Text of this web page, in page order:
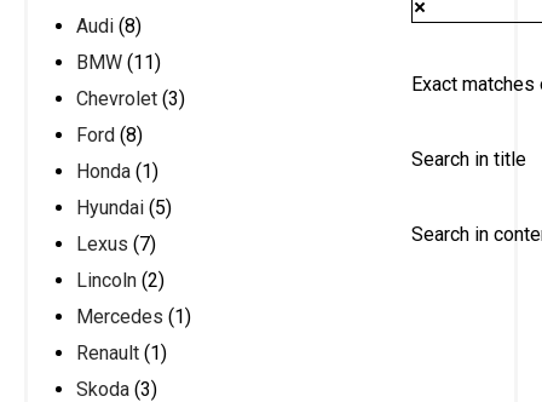
Exact matches
Search in title
Search in
Audi (8)
BMW (11)
Chevrolet (3)
Ford (8)
Honda (1)
Hyundai (5)
Lexus (7)
Lincoln (2)
Mercedes (1)
Renault (1)
Skoda (3)